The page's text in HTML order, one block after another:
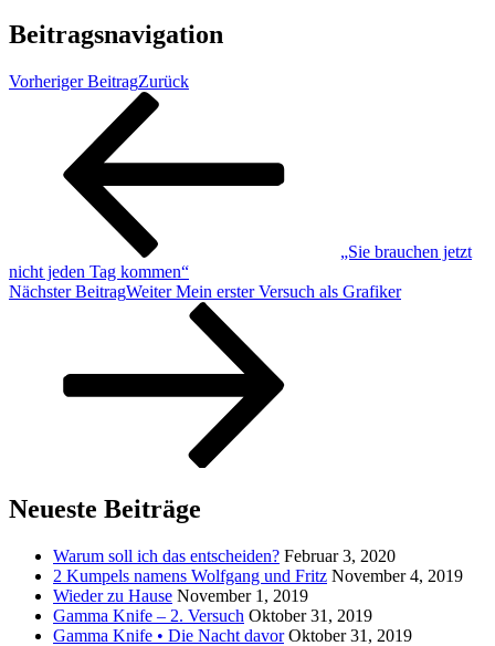
Beitragsnavigation
Vorheriger BeitragZurück
„Sie brauchen jetzt
nicht jeden Tag kommen“
Nächster BeitragWeiter Mein erster Versuch als Grafiker
Neueste Beiträge
Warum soll ich das entscheiden? Februar 3, 2020
2 Kumpels namens Wolfgang und Fritz November 4, 2019
Wieder zu Hause November 1, 2019
Gamma Knife – 2. Versuch Oktober 31, 2019
Gamma Knife • Die Nacht davor Oktober 31, 2019